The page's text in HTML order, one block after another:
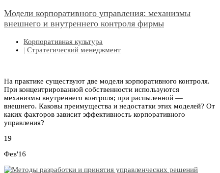
Модели корпоративного управления: механизмы
внешнего и внутреннего контроля фирмы
Корпоративная культура
| Стратегический менеджмент
На практике существуют две модели корпоративного контроля.
При концентрированной собственности используются
механизмы внутреннего контроля; при распыленной —
внешнего. Каковы преимущества и недостатки этих моделей? От
каких факторов зависит эффективность корпоративного
управления?
19
Фев'16